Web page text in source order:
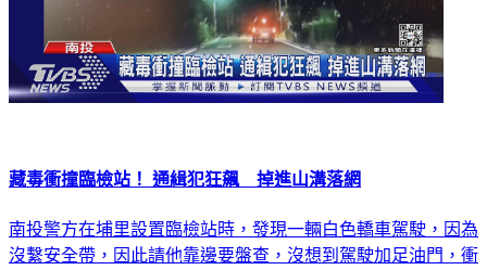
藏毒衝撞臨檢站！ 通緝犯狂飆 掉進山溝落網
南投警方在埔里設置臨檢站時，發現一輛白色轎車駕駛，因為
沒繫安全帶，因此請他靠邊要盤查，沒想到駕駛加足油門，衝